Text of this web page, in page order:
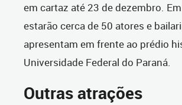
em cartaz até 23 de dezembro.
estarão cerca de 50 atores e
apresentam em frente ao prédio
Universidade Federal do Paraná.
Outras atrações